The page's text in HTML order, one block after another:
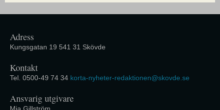
Adress
Kungsgatan 19 541 31 Skövde
Kontakt
Tel. 0500-49 74 34 korta-nyheter-redaktionen@skovde.se
Ansvarig utgivare